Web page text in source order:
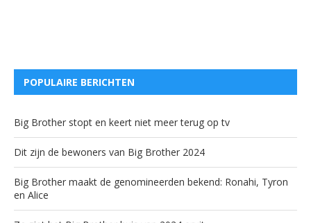
POPULAIRE BERICHTEN
Big Brother stopt en keert niet meer terug op tv
Dit zijn de bewoners van Big Brother 2024
Big Brother maakt de genomineerden bekend: Ronahi, Tyron
en Alice